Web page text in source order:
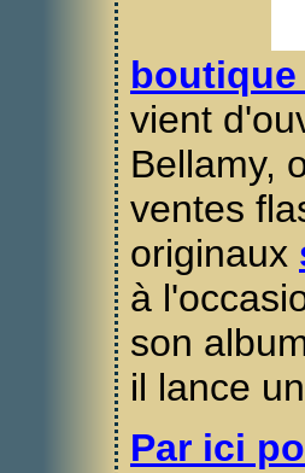
vient
Bellamy,
ventes
originaux
à
son
il lance
Par ici